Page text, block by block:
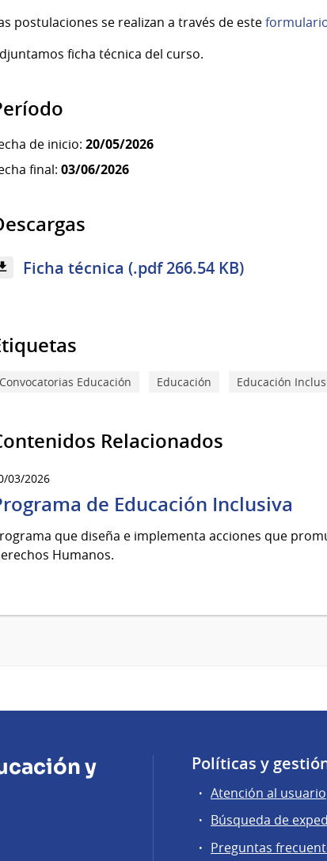
postulaciones se realizan a través de este
ficha técnica del curso.
de inicio: 20/05/2026
final: 03/06/2026
Ficha técnica (.pdf 266.54 KB)
Convocatorias Educación Educación Educación
Relacionados
03/2026
de Educación Inclusiva
que diseña e implementa acciones que
Humanos.
y
Políticas y
Atención al usuario
Búsqueda de
Preguntas